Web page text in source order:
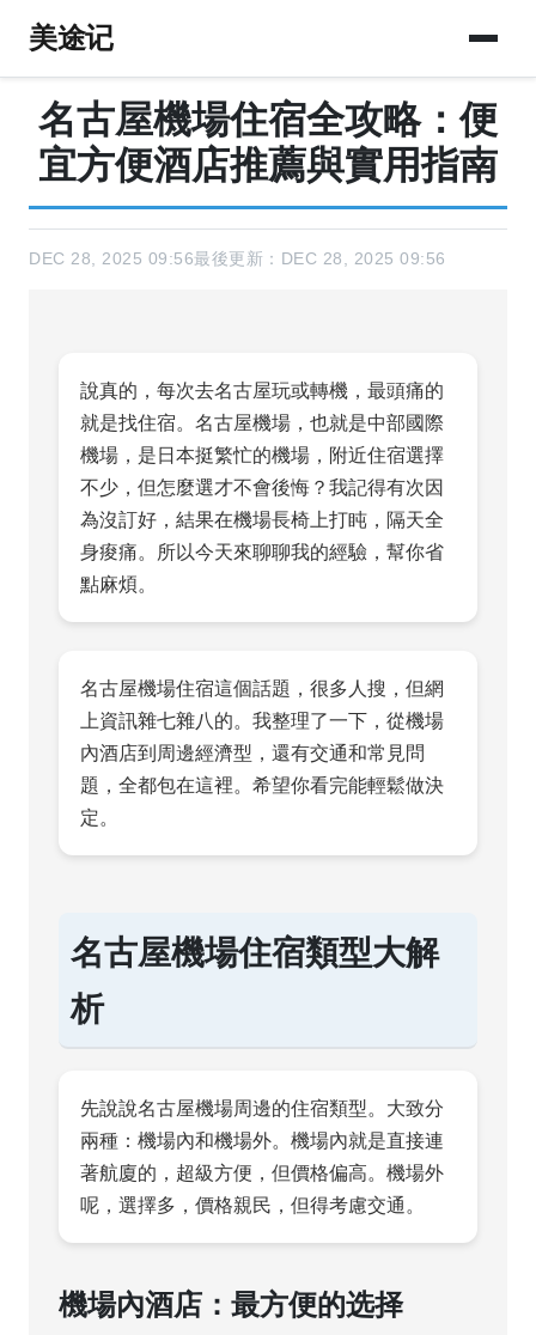
美途记
名古屋機場住宿全攻略：便
宜方便酒店推薦與實用指南
DEC 28, 2025 09:56最後更新：DEC 28, 2025 09:56
說真的，每次去名古屋玩或轉機，最頭痛的
就是找住宿。名古屋機場，也就是中部國際
機場，是日本挺繁忙的機場，附近住宿選擇
不少，但怎麼選才不會後悔？我記得有次因
為沒訂好，結果在機場長椅上打盹，隔天全
身痠痛。所以今天來聊聊我的經驗，幫你省
點麻煩。
名古屋機場住宿這個話題，很多人搜，但網
上資訊雜七雜八的。我整理了一下，從機場
內酒店到周邊經濟型，還有交通和常見問
題，全都包在這裡。希望你看完能輕鬆做決
定。
名古屋機場住宿類型大解
析
先說說名古屋機場周邊的住宿類型。大致分
兩種：機場內和機場外。機場內就是直接連
著航廈的，超級方便，但價格偏高。機場外
呢，選擇多，價格親民，但得考慮交通。
機場內酒店：最方便的选择